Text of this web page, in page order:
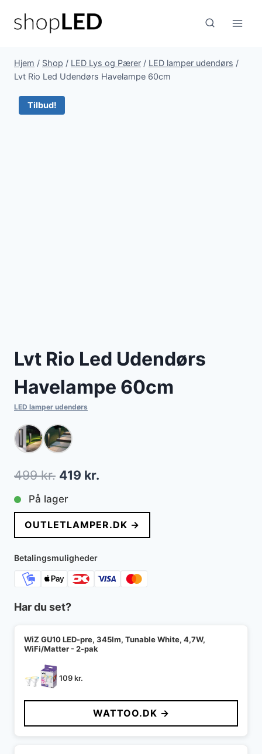
Hjem / Shop / LED Lys og Pærer / LED lamper udendørs /
Lvt Rio Led Udendørs Havelampe 60cm
Tilbud!
Lvt Rio Led Udendørs
Havelampe 60cm
LED lamper udendørs
499kr. Den
oprindelige
pris
var:
499 kr..
419 kr.
pris
er:
På lager
OUTLETLAMPER.DK →
Betalingsmuligheder
Har du set?
WiZ GU10 LED-pre, 345lm, Tunable White, 4,7W,
WiFi/Matter - 2-pak
109kr.
WATTOO.DK →